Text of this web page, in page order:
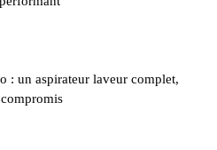
: un aspirateur laveur complet,